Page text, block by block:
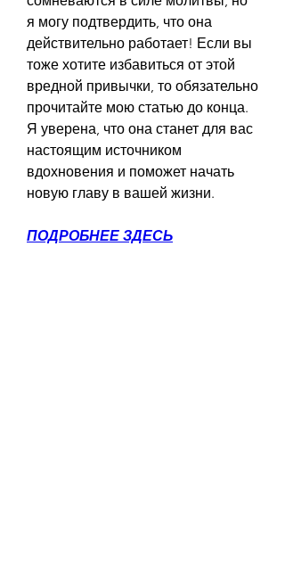
я могу подтвердить, что она
действительно работает! Если вы
тоже хотите избавиться от этой
вредной привычки, то обязательно
прочитайте мою статью до конца.
Я уверена, что она станет для вас
настоящим источником
вдохновения и поможет начать
новую главу в вашей жизни.
ПОДРОБНЕЕ ЗДЕСЬ